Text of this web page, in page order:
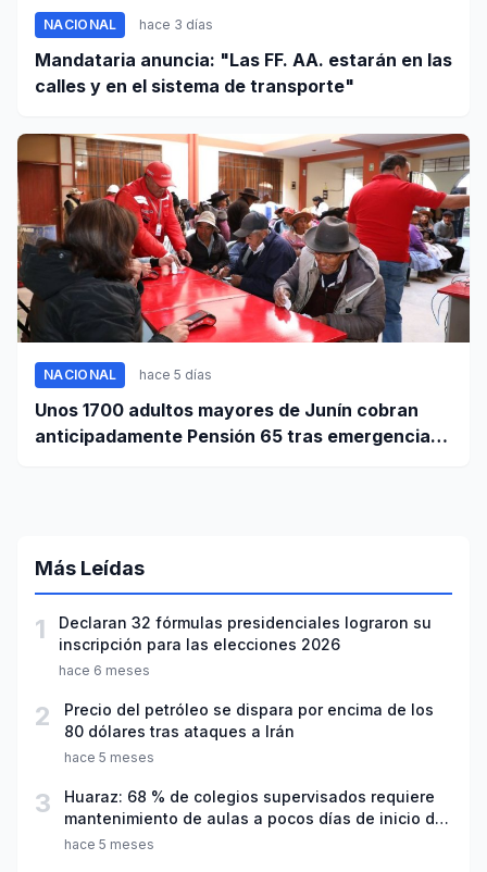
NACIONAL hace 3 días
Mandataria anuncia: "Las FF. AA. estarán en las
calles y en el sistema de transporte"
NACIONAL hace 5 días
Unos 1700 adultos mayores de Junín cobran
anticipadamente Pensión 65 tras emergencia
Más Leídas
1
Declaran 32 fórmulas presidenciales lograron su
inscripción para las elecciones 2026
hace 6 meses
2
Precio del petróleo se dispara por encima de los
80 dólares tras ataques a Irán
hace 5 meses
3
Huaraz: 68 % de colegios supervisados requiere
mantenimiento de aulas a pocos días de inicio del
año escolar 2026
hace 5 meses